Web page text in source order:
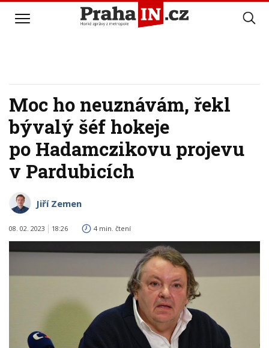
Moc ho neuznávám, řekl
bývalý šéf hokeje
po Hadamczikovu projevu
v Pardubicích
Jiří Zemen
08. 02. 2023 18:26 4 min. čtení